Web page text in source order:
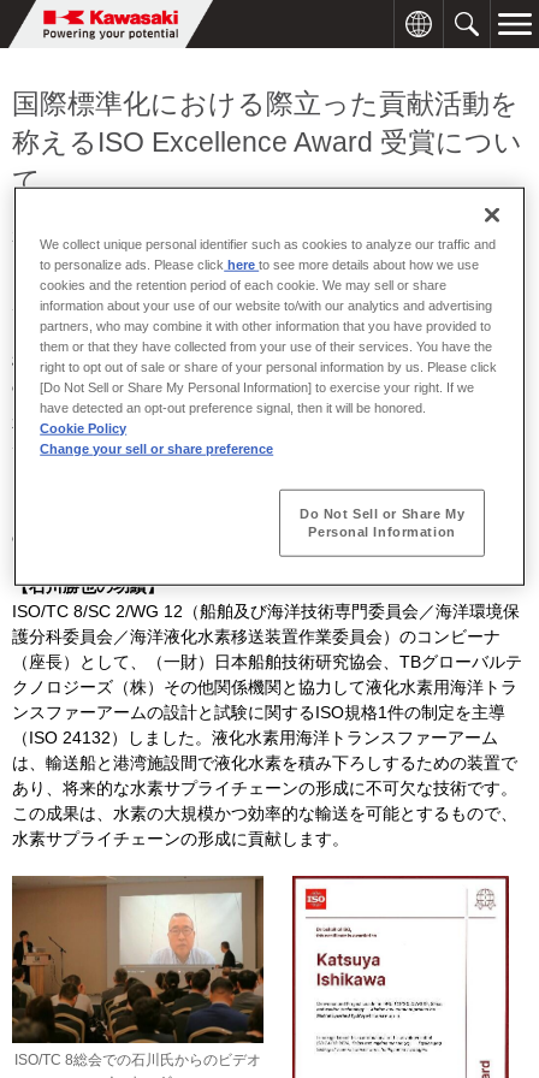
国際標準化における際立った貢献活動を
称えるISO Excellence Award 受賞につい
て
2025年11月04日
このたび、エネルギーソリューション&マリンカンパニー水素・CN
ディビジョン水素プロジェクト総括部の石川勝也が、ISO
Excellence Awardを受賞しました。この賞はISO（国際標準化機
構）が、国際標準化や関連活動を推進する技術専門家に対して、そ
の際立った貢献成果を称え、授与するものです。
本受賞は、今次ISO/TC8総会の中で公式に発表され、石川からのビ
デオメッセージの上映とともに、その功績が称えられました。
当社は引き続き水素の国際標準化活動で世界をリードし、水素サプ
ライチェーンの構築を推進することで、カーボンニュートラル社会
の実現に貢献してまいります。
【石川勝也の功績】
ISO/TC 8/SC 2/WG 12（船舶及び海洋技術専門委員会／海洋環境保
護分科委員会／海洋液化水素移送装置作業委員会）のコンビーナ
（座長）として、（一財）日本船舶技術研究協会、TBグローバルテ
クノロジーズ（株）その他関係機関と協力して液化水素用海洋トラ
ンスファーアームの設計と試験に関するISO規格1件の制定を主導
（ISO 24132）しました。液化水素用海洋トランスファーアーム
は、輸送船と港湾施設間で液化水素を積み下ろしするための装置で
あり、将来的な水素サプライチェーンの形成に不可欠な技術です。
この成果は、水素の大規模かつ効率的な輸送を可能とするもので、
水素サプライチェーンの形成に貢献します。
ISO/TC 8総会での石川氏からのビデオ
We collect unique personal identifier such as cookies to analyze our traffic and
to personalize ads. Please click hereto see more details about how we use
cookies and the retention period of each cookie. We may sell or share
information about your use of our website to/with our analytics and advertising
partners, who may combine it with other information that you have provided to
them or that they have collected from your use of their services. You have the
right to opt out of sale or share of your personal information by us. Please click
[Do Not Sell or Share My Personal Information] to exercise your right. If we
have detected an opt-out preference signal, then it will be honored.
Cookie Policy
Change your sell or share preference
Do Not Sell or Share My
Personal Information